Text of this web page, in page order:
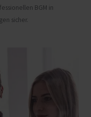
BGM in
sicher.